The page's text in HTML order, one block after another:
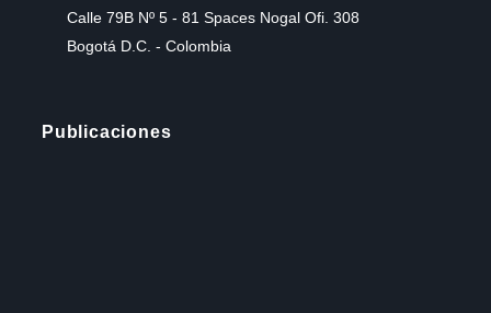
Calle 79B Nº 5 - 81 Spaces Nogal Ofi. 308
Bogotá D.C. - Colombia
Publicaciones